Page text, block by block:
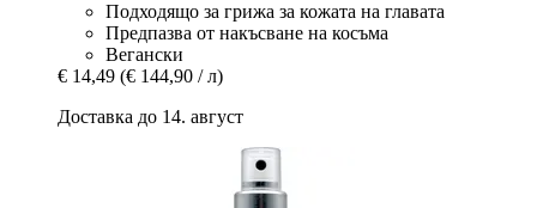
Подходящо за грижа за кожата на главата
Предпазва от накъсване на косъма
Вегански
€ 14,49 (€ 144,90 / л)
Доставка до 14. август